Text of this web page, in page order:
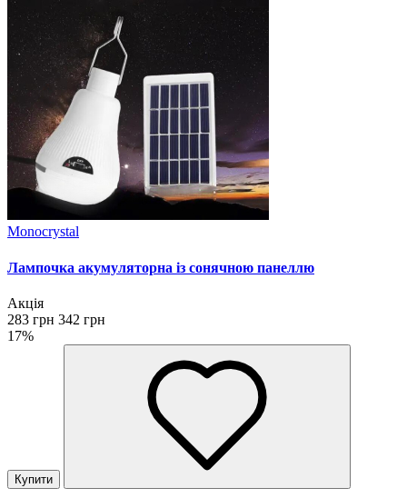
Monocrystal
Лампочка акумуляторна із сонячною панеллю
Акція
283 грн 342 грн
17%
Купити